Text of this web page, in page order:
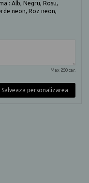
: Alb, Negru, Rosu,
neon, Roz neon,
Max 250 car.
Salveaza personalizarea